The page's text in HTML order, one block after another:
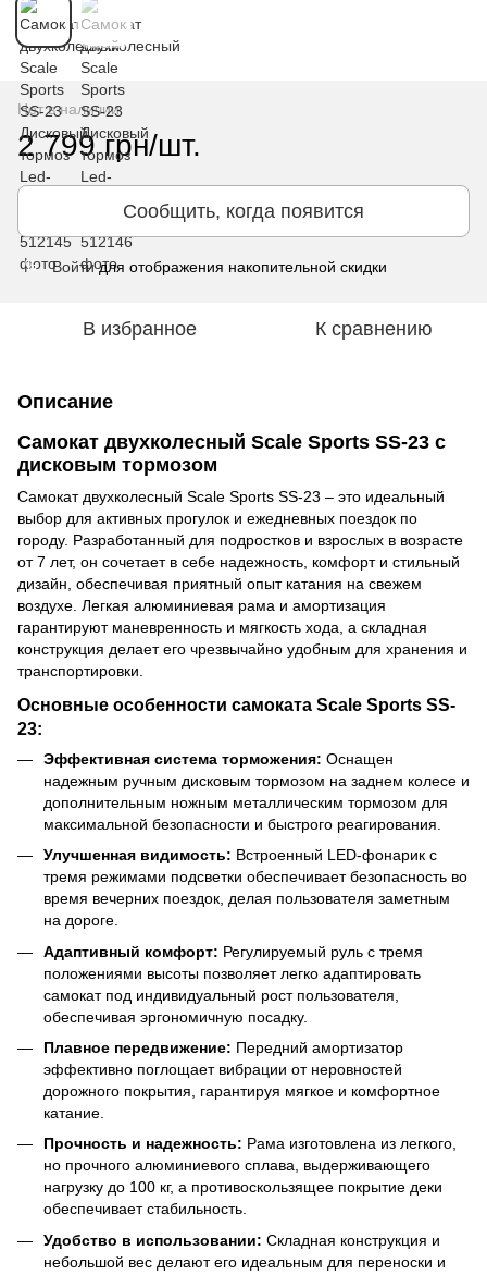
Нет в наличии
2 799 грн/шт.
Сообщить, когда появится
% Войтидля отображения накопительной скидки
В избранное К сравнению
Описание
Самокат двухколесный Scale Sports SS-23 с
дисковым тормозом
Самокат двухколесный Scale Sports SS-23 – это идеальный
выбор для активных прогулок и ежедневных поездок по
городу. Разработанный для подростков и взрослых в возрасте
от 7 лет, он сочетает в себе надежность, комфорт и стильный
дизайн, обеспечивая приятный опыт катания на свежем
воздухе. Легкая алюминиевая рама и амортизация
гарантируют маневренность и мягкость хода, а складная
конструкция делает его чрезвычайно удобным для хранения и
транспортировки.
Основные особенности самоката Scale Sports SS-
23:
Эффективная система торможения: Оснащен
надежным ручным дисковым тормозом на заднем колесе и
дополнительным ножным металлическим тормозом для
максимальной безопасности и быстрого реагирования.
Улучшенная видимость: Встроенный LED-фонарик с
тремя режимами подсветки обеспечивает безопасность во
время вечерних поездок, делая пользователя заметным
на дороге.
Адаптивный комфорт: Регулируемый руль с тремя
положениями высоты позволяет легко адаптировать
самокат под индивидуальный рост пользователя,
обеспечивая эргономичную посадку.
Плавное передвижение: Передний амортизатор
эффективно поглощает вибрации от неровностей
дорожного покрытия, гарантируя мягкое и комфортное
катание.
Прочность и надежность: Рама изготовлена из легкого,
но прочного алюминиевого сплава, выдерживающего
нагрузку до 100 кг, а противоскользящее покрытие деки
обеспечивает стабильность.
Удобство в использовании: Складная конструкция и
небольшой вес делают его идеальным для переноски и